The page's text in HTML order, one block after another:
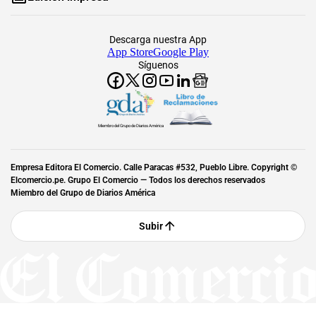
Síguenos
Descarga nuestra App
App StoreGoogle Play
Miembro del Grupo de Diarios América
Empresa Editora El Comercio. Calle Paracas #532, Pueblo Libre. Copyright ©
Elcomercio.pe. Grupo El Comercio — Todos los derechos reservados
Miembro del Grupo de Diarios América
Subir